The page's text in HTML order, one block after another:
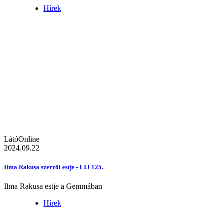
Hírek
LátóOnline
2024.09.22
Ilma Rakusa szerzői estje - LIJ 125.
Ilma Rakusa estje a Gemmában
Hírek